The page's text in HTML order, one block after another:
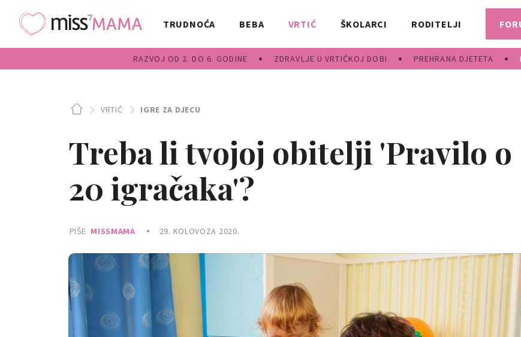
TRUDNOĆA BEBA VRTIĆ
RAZVOJ OD 2. DO 6. GODINE ZDRAVLJE U VRTIĆKOJ DOBI PREHRANA DJETETA
ŠKOLARCI RODITELJI
VRTIĆ IGRE ZA DJECU
Treba li tvojoj obitelji 'Pravilo o
20 igračaka'?
PIŠE MISSMAMA 29. KOLOVOZA 2020.